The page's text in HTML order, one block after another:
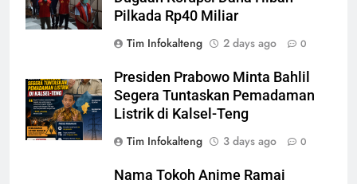
Pilkada Rp40 Miliar
Tim Infokalteng
2 days ago 0
Presiden Prabowo Minta Bahlil
Segera Tuntaskan Pemadaman
Listrik di Kalsel-Teng
Tim Infokalteng
3 days ago 0
Nama Tokoh Anime Ramai